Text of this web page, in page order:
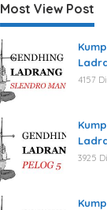
Most View Post
4157
3925